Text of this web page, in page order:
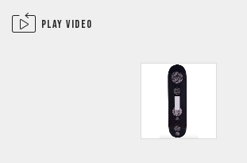
Play video